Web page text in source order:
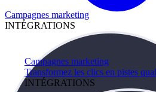
Campagnes marketing
Transformez les clics en pistes
INTÉGRATIONS
Campagnes marketing
INTÉGRATIONS